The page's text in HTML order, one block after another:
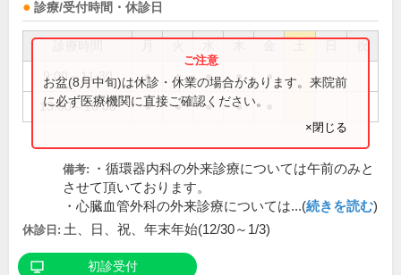
診療/受付時間・休診日
祝
9:00～11:30 ● ● ● ● ●
13:00～16:00 ● ● ● ●
お盆(8月中旬)は休診・休業の場合があります。来院前
に必ず医療機関に直接ご確認ください。
×閉じる
備考:
・循環器内科の外来診療については午前のみと
させて頂いております。
・心臓血管外科の外来診療については...(続きを読む)
休診日: 土、日、祝、年末年始(12/30～1/3)
初診受付